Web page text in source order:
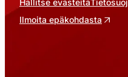
Ilmoita epäkohdasta